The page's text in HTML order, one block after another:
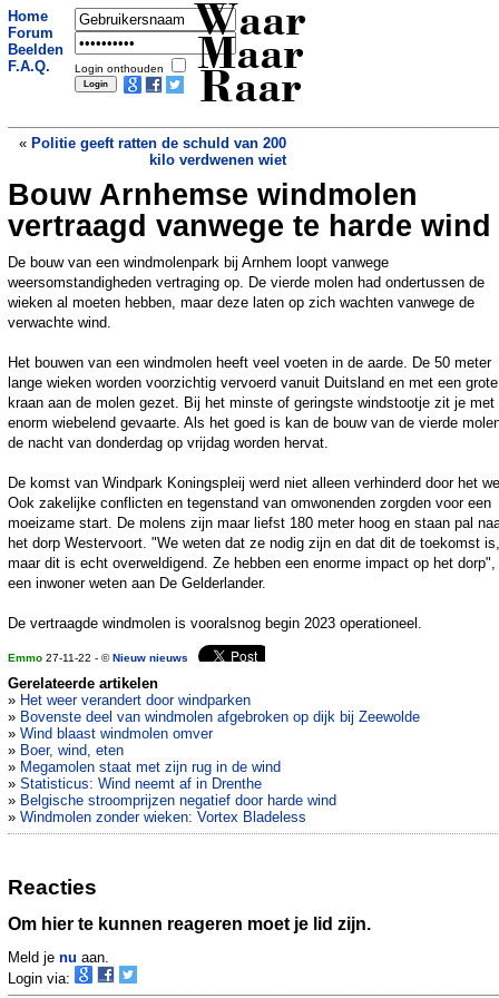
Home
Forum
Beelden
F.A.Q.
Login onthouden
Waar
Maar
Raar
« Politie geeft ratten de schuld van 200
kilo verdwenen wiet
Arts probeert leven te redden van
verongelukte tiener, later blijkt het haar
dochter te zijn»
Bouw Arnhemse windmolen
vertraagd vanwege te harde wind
De bouw van een windmolenpark bij Arnhem loopt vanwege
weersomstandigheden vertraging op. De vierde molen had ondertussen de
wieken al moeten hebben, maar deze laten op zich wachten vanwege de
verwachte wind.
Het bouwen van een windmolen heeft veel voeten in de aarde. De 50 meter
lange wieken worden voorzichtig vervoerd vanuit Duitsland en met een grote
kraan aan de molen gezet. Bij het minste of geringste windstootje zit je met
enorm wiebelend gevaarte. Als het goed is kan de bouw van de vierde
de nacht van donderdag op vrijdag worden hervat.
De komst van Windpark Koningspleij werd niet alleen verhinderd door het
Ook zakelijke conflicten en tegenstand van omwonenden zorgden voor een
moeizame start. De molens zijn maar liefst 180 meter hoog en staan pal
het dorp Westervoort. "We weten dat ze nodig zijn en dat dit de toekomst is,
maar dit is echt overweldigend. Ze hebben een enorme impact op het
een inwoner weten aan De Gelderlander.
De vertraagde windmolen is vooralsnog begin 2023 operationeel.
Emmo 27-11-22 - ©Nieuw nieuws
Gerelateerde artikelen
» Het weer verandert door windparken
» Bovenste deel van windmolen afgebroken op dijk bij Zeewolde
» Wind blaast windmolen omver
» Boer, wind, eten
» Megamolen staat met zijn rug in de wind
» Statisticus: Wind neemt af in Drenthe
» Belgische stroomprijzen negatief door harde wind
» Windmolen zonder wieken: Vortex Bladeless
Reacties
Om hier te kunnen reageren moet je lid zijn.
Meld je nu aan.
Login via: